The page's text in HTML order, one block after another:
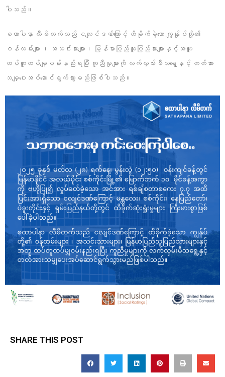
ပါသည်။
စထာပါနာ လီမိတက်သည် ငလျင်ဒဏ်ကြောင့် ထိခိုက်ခဲ့သော ကျွန်ုပ်တို့၏
ဝန်ထမ်းများ ၊ အသင်းသားများ၊ မြန်မာပြည်သူပြည်သားများနှင့်အတူ
ထပ်တူထပ်မျှဝမ်းနည်းရပြီး ကူညီမှုများကို လက်လှမ်းမီသရွေ့နှင့် တတ်အား
သမျှပေးအပ်ဆောင်ရွက်သွားမည်ဖြစ်ပါသည်။
SHARE THIS POST